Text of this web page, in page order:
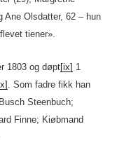
Ane Olsdatter, 62 – hun
tiener».
1803 og døpt[ix] 1
. Som fadre fikk han
Steenbuch;
Finne; Kiøbmand